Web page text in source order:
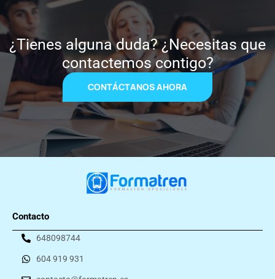
¿Tienes alguna duda? ¿Necesitas que
contactemos contigo?
CONTÁCTANOS AHORA
Contacto
648098744
604 919 931